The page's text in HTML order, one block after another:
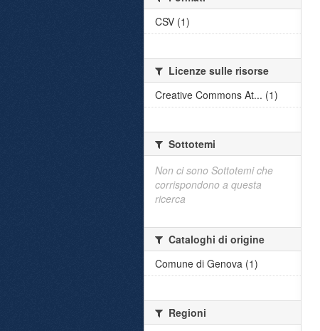
CSV (1)
Licenze sulle risorse
Creative Commons At... (1)
Sottotemi
Non ci sono Sottotemi che
corrispondono a questa
ricerca
Cataloghi di origine
Comune di Genova (1)
Regioni